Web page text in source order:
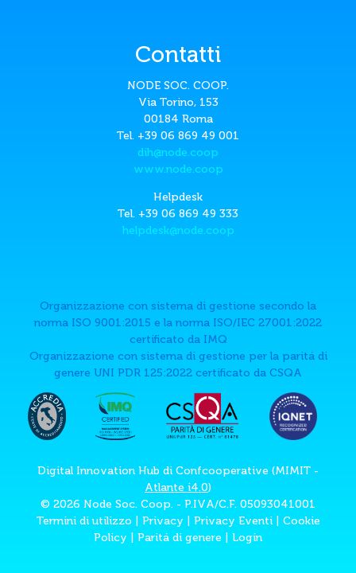
Contatti
NODE SOC. COOP.
Via Torino, 153
00184 Roma
Tel. +39 06 869 49 001
dih@node.coop
www.node.coop
Helpdesk
Tel. +39 06 869 49 333
helpdesk@node.coop
Organizzazione con sistema di gestione secondo la
norma ISO 9001:2015 e la norma ISO/IEC 27001:2022
certificato da IMQ
Organizzazione con sistema di gestione per la paritá di
genere UNI PDR 125:2022 certificato da CSQA
Digital Innovation Hub di Confcooperative (MIMIT -
Atlante i4.0)
© 2026 Node Soc. Coop. - P.IVA/C.F. 05093041001
Termini di utilizzo
Privacy Privacy Eventi| Cookie
Policy
Paritá di genere Login